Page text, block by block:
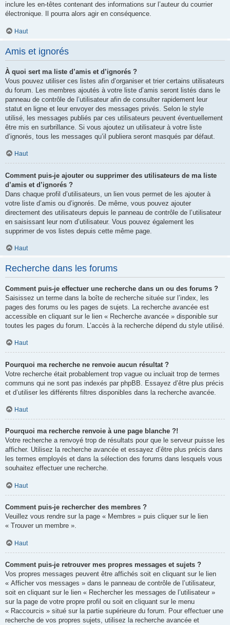
inclure les en-têtes contenant des informations sur l’auteur du courrier
électronique. Il pourra alors agir en conséquence.
Haut
Amis et ignorés
À quoi sert ma liste d’amis et d’ignorés ?
Vous pouvez utiliser ces listes afin d’organiser et trier certains utilisateurs
du forum. Les membres ajoutés à votre liste d’amis seront listés dans le
panneau de contrôle de l’utilisateur afin de consulter rapidement leur
statut en ligne et leur envoyer des messages privés. Selon le style
utilisé, les messages publiés par ces utilisateurs peuvent éventuellement
être mis en surbrillance. Si vous ajoutez un utilisateur à votre liste
d’ignorés, tous les messages qu’il publiera seront masqués par défaut.
Haut
Comment puis-je ajouter ou supprimer des utilisateurs de ma liste
d’amis et d’ignorés ?
Dans chaque profil d’utilisateurs, un lien vous permet de les ajouter à
votre liste d’amis ou d’ignorés. De même, vous pouvez ajouter
directement des utilisateurs depuis le panneau de contrôle de l’utilisateur
en saisissant leur nom d’utilisateur. Vous pouvez également les
supprimer de vos listes depuis cette même page.
Haut
Recherche dans les forums
Comment puis-je effectuer une recherche dans un ou des forums ?
Saisissez un terme dans la boîte de recherche située sur l’index, les
pages des forums ou les pages de sujets. La recherche avancée est
accessible en cliquant sur le lien « Recherche avancée » disponible sur
toutes les pages du forum. L’accès à la recherche dépend du style utilisé.
Haut
Pourquoi ma recherche ne renvoie aucun résultat ?
Votre recherche était probablement trop vague ou incluait trop de termes
communs qui ne sont pas indexés par phpBB. Essayez d’être plus précis
et d’utiliser les différents filtres disponibles dans la recherche avancée.
Haut
Pourquoi ma recherche renvoie à une page blanche ?!
Votre recherche a renvoyé trop de résultats pour que le serveur puisse les
afficher. Utilisez la recherche avancée et essayez d’être plus précis dans
les termes employés et dans la sélection des forums dans lesquels vous
souhaitez effectuer une recherche.
Haut
Comment puis-je rechercher des membres ?
Veuillez vous rendre sur la page « Membres » puis cliquer sur le lien
« Trouver un membre ».
Haut
Comment puis-je retrouver mes propres messages et sujets ?
Vos propres messages peuvent être affichés soit en cliquant sur le lien
« Afficher vos messages » dans le panneau de contrôle de l’utilisateur,
soit en cliquant sur le lien « Rechercher les messages de l’utilisateur »
sur la page de votre propre profil ou soit en cliquant sur le menu
« Raccourcis » situé sur la partie supérieure du forum. Pour effectuer une
recherche de vos propres sujets, utilisez la recherche avancée et